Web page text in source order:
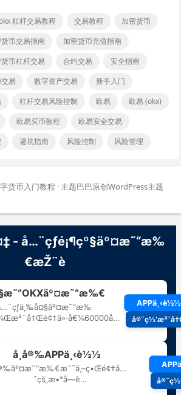
杠杆交易教程 交易教程
加密货币
币交易指南
加密货币充值指南
币杠杆交易 合约交易
安全指南
易 数字资产交易
新手入门
杠杆交易风险控制 欧易
欧易 (okx)
欧易买币教程
欧易安全交易
避坑指南 风险控制 风险管理
货币入门教程 · 主题巴巴原创WordPress主题